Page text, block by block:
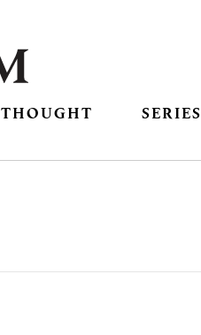
THOUGHT SERIES